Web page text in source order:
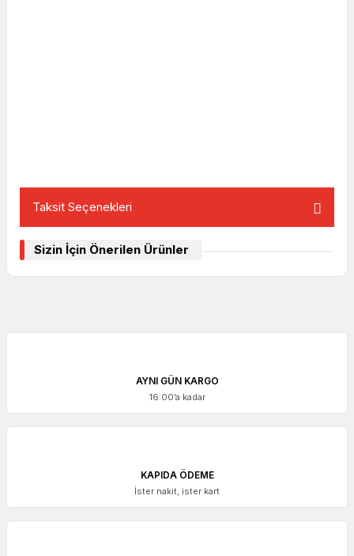
Taksit Seçenekleri
Sizin İçin Önerilen Ürünler
AYNI GÜN KARGO
16:00’a kadar
KAPIDA ÖDEME
İster nakit, ister kart